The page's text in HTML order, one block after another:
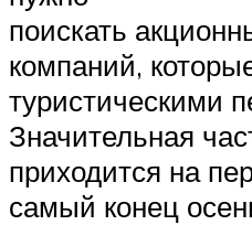
поискать
компаний,
туристическими
Значительная
приходится на
самый конец